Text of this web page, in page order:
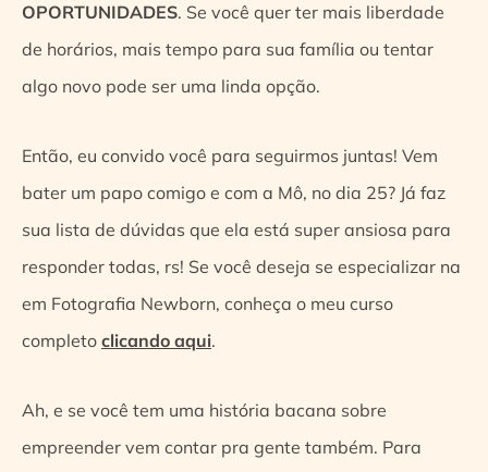
OPORTUNIDADES. Se você quer ter mais liberdade
de horários, mais tempo para sua família ou tentar
algo novo pode ser uma linda opção.
Então, eu convido você para seguirmos juntas! Vem
bater um papo comigo e com a Mô, no dia 25? Já faz
sua lista de dúvidas que ela está super ansiosa para
responder todas, rs! Se você deseja se especializar na
em Fotografia Newborn, conheça o meu curso
completo clicando aqui.
Ah, e se você tem uma história bacana sobre
empreender vem contar pra gente também. Para